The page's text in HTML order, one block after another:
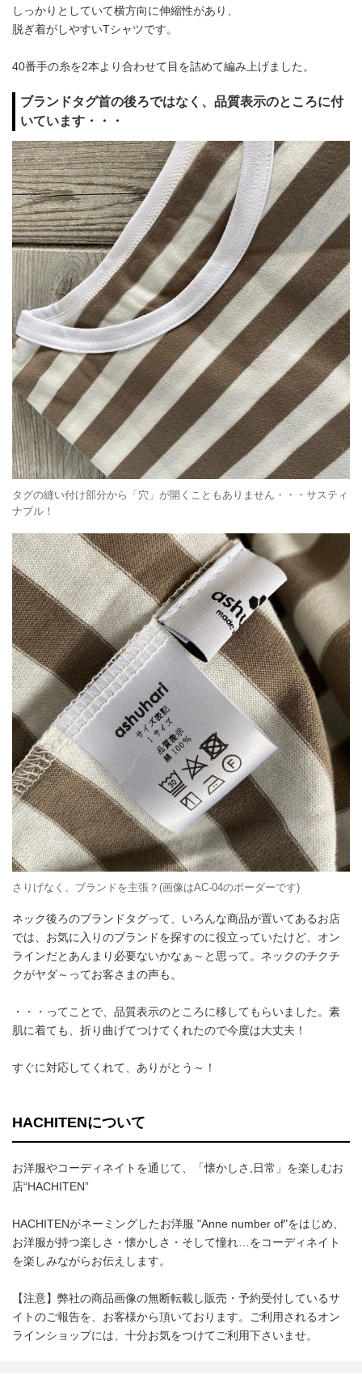
しっかりとしていて横方向に伸縮性があり、
脱ぎ着がしやすいTシャツです。
40番手の糸を2本より合わせて目を詰めて編み上げました。
ブランドタグ首の後ろではなく、品質表示のところに付
いています・・・
タグの縫い付け部分から「穴」が開くこともありません・・・サスティ
ナブル！
さりげなく、ブランドを主張？(画像はAC-04のボーダーです)
ネック後ろのブランドタグって、いろんな商品が置いてあるお店
では、お気に入りのブランドを探すのに役立っていたけど、オン
ラインだとあんまり必要ないかなぁ～と思って。ネックのチクチ
クがヤダ～ってお客さまの声も。
・・・ってことで、品質表示のところに移してもらいました。素
肌に着ても、折り曲げてつけてくれたので今度は大丈夫！
すぐに対応してくれて、ありがとう～！
HACHITENについて
お洋服やコーディネイトを通じて、「懐かしさ,日常」を楽しむお
店“HACHITEN”
HACHITENがネーミングしたお洋服 "Anne number of"をはじめ、
お洋服が持つ楽しさ・懐かしさ・そして憧れ…をコーディネイト
を楽しみながらお伝えします。
【注意】弊社の商品画像の無断転載し販売・予約受付しているサ
イトのご報告を、お客様から頂いております。ご利用されるオン
ラインショップには、十分お気をつけてご利用下さいませ。